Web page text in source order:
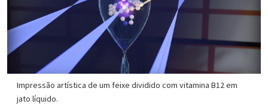
Impressão artística de um feixe dividido com vitamina B12 em
jato líquido.